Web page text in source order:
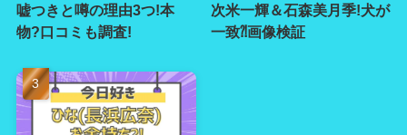
嘘つきと噂の理由3つ!本
物?口コミも調査!
次米一輝＆石森美月季!犬が
一致⁈画像検証